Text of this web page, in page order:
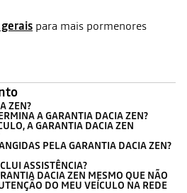
para mais pormenores
ZEN?
A GARANTIA DACIA ZEN?
A GARANTIA DACIA ZEN
PELA GARANTIA DACIA ZEN?
ASSISTÊNCIA?
DACIA ZEN MESMO QUE NÃO
DO MEU VEÍCULO NA REDE